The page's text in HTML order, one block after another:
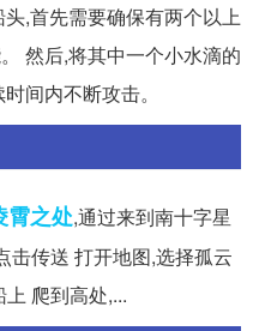
,首先需要确保有两个以上
然后,将其中一个小水滴的
间内不断攻击。
霄之处,通过来到南十字星
击传送 打开地图,选择孤云
爬到高处,...